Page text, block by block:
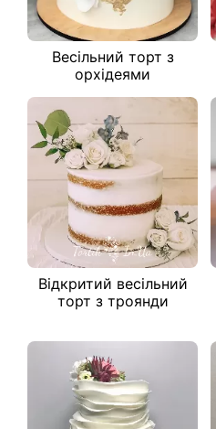
Весільний торт з
орхідеями
Відкритий весільний
торт з троянди